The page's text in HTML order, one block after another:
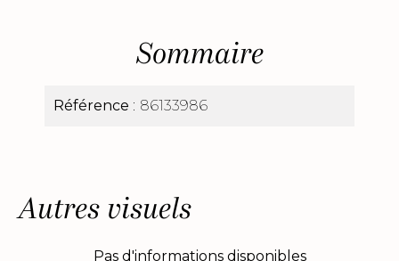
Sommaire
Référence 86133986
Autres visuels
Pas d'informations disponibles